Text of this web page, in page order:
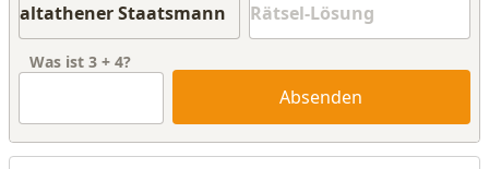
Was ist 3 + 4?
Absenden